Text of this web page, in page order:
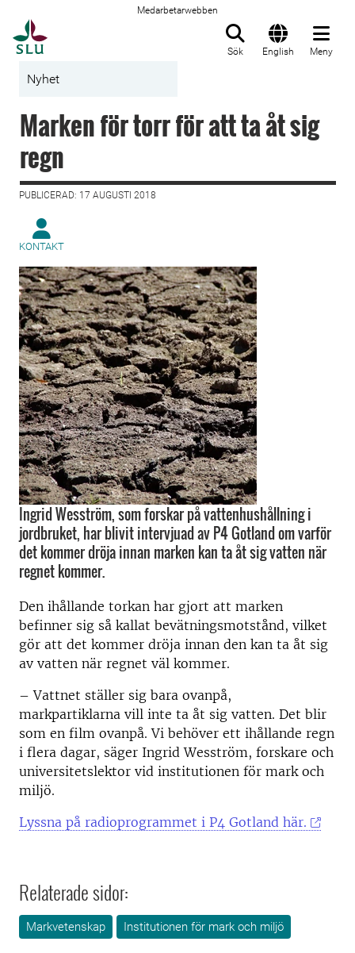
Medarbetarwebben
Sök English Meny
Nyhet
Marken för torr för att ta åt sig
regn
PUBLICERAD: 17 AUGUSTI 2018
KONTAKT
Ingrid Wesström, som forskar på vattenhushållning i
jordbruket, har blivit intervjuad av P4 Gotland om varför
det kommer dröja innan marken kan ta åt sig vatten när
regnet kommer.
Den ihållande torkan har gjort att marken
befinner sig så kallat bevätningsmotstånd, vilket
gör att det kommer dröja innan den kan ta åt sig
av vatten när regnet väl kommer.
– Vattnet ställer sig bara ovanpå,
markpartiklarna vill inte ta åt sig vatten. Det blir
som en film ovanpå. Vi behöver ett ihållande regn
i flera dagar, säger Ingrid Wesström, forskare och
universitetslektor vid institutionen för mark och
miljö.
Lyssna på radioprogrammet i P4 Gotland här.
Relaterade sidor:
Markvetenskap Institutionen för mark och miljö